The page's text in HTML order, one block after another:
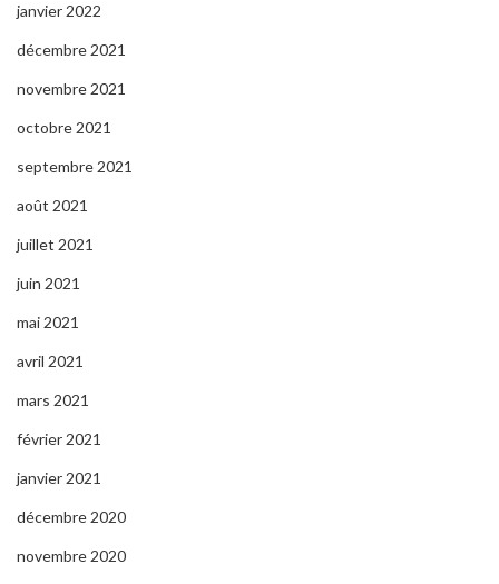
janvier 2022
décembre 2021
novembre 2021
octobre 2021
septembre 2021
août 2021
juillet 2021
juin 2021
mai 2021
avril 2021
mars 2021
février 2021
janvier 2021
décembre 2020
novembre 2020